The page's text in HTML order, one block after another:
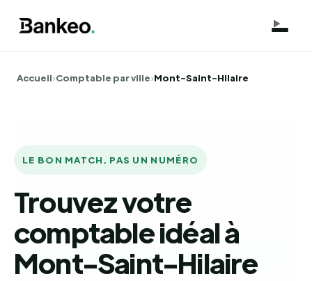
Accueil›Comptable par ville›Mont-Saint-Hilaire
LE BON MATCH, PAS UN NUMÉRO
Trouvez votre
comptable idéal à
Mont-Saint-Hilaire